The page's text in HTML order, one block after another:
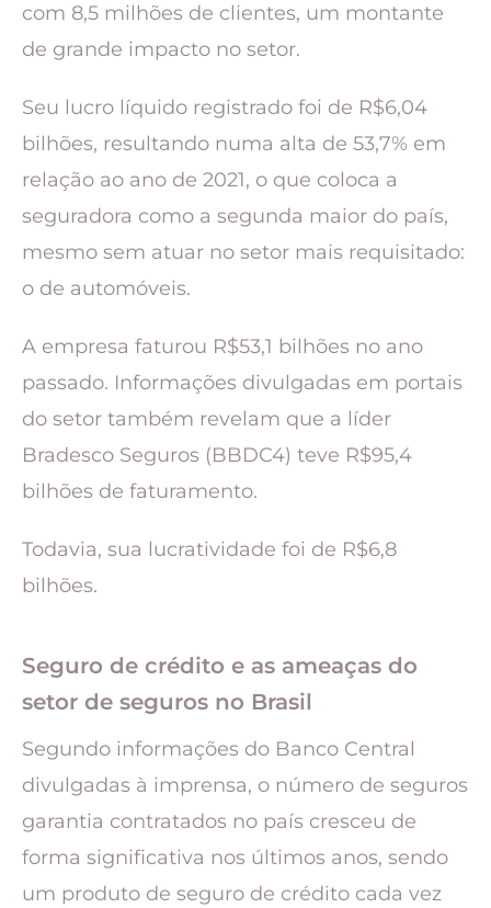
com 8,5 milhões de clientes, um montante
de grande impacto no setor.
Seu lucro líquido registrado foi de R$6,04
bilhões, resultando numa alta de 53,7% em
relação ao ano de 2021, o que coloca a
seguradora como a segunda maior do país,
mesmo sem atuar no setor mais requisitado:
o de automóveis.
A empresa faturou R$53,1 bilhões no ano
passado. Informações divulgadas em portais
do setor também revelam que a líder
Bradesco Seguros (BBDC4) teve R$95,4
bilhões de faturamento.
Todavia, sua lucratividade foi de R$6,8
bilhões.
Seguro de crédito e as ameaças do
setor de seguros no Brasil
Segundo informações do Banco Central
divulgadas à imprensa, o número de seguros
garantia contratados no país cresceu de
forma significativa nos últimos anos, sendo
um produto de seguro de crédito cada vez